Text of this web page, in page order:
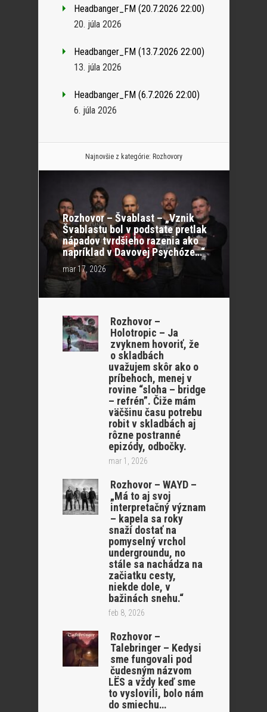
Headbanger_FM (20.7.2026 22:00)
20. júla 2026
Headbanger_FM (13.7.2026 22:00)
13. júla 2026
Headbanger_FM (6.7.2026 22:00)
6. júla 2026
Najnovšie z kategórie: Rozhovory
Rozhovor – Švablast – „Vznik
Švablastu bol v podstate pretlak
nápadov tvrdšieho razenia ako
napríklad v Davovej Psychóze…“
mar 17, 2026
Rozhovor –
Holotropic – Ja
zvyknem hovoriť, že
o skladbách
uvažujem skôr ako o
príbehoch, menej v
rovine “sloha – bridge
– refrén”. Čiže mám
väčšinu času potrebu
robit v skladbách aj
rôzne postranné
epizódy, odbočky.
mar 1, 2026
Rozhovor – WAYD –
„Má to aj svoj
interpretačný význam
– kapela sa roky
snaží dostať na
pomyselný vrchol
undergroundu, no
stále sa nachádza na
začiatku cesty,
niekde dole, v
bažinách snehu.“
feb 8, 2026
Rozhovor –
Talebringer – Kedysi
sme fungovali pod
čudesným názvom
LËS a vždy keď sme
to vyslovili, bolo nám
do smiechu…